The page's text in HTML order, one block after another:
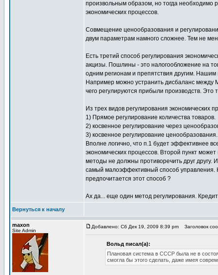
произвольным образом, но тогда необходимо
экономических процессов.
Совмещение ценообразования и
двум параметрам намного сложнее. Тем не
Есть третий способ регулирования
акцизы. Пошлины - это налогообложение на
одним регионам и препятствия другим. Нашим
Например можно устранить дисбаланс между
чего регулируются прибыли производств.
Из трех видов регулирования экономических
1) Прямое регулирование количества товаров.
2) косвенное регулирование через
3) косвенное регулирование ценообразования.
Вполне логично, что п.1 будет эффективнее
экономических процессов. Второй пункт
методы не должны противоречить друг
самый малоэффективный способ управления.
предпочитается этот способ ?
Ах да... еще один метод регулирования.
Вернуться к началу
maxon
Site Admin
Добавлено: Сб Дек 19, 2009 8:39 pm Заголовок
Вольд писал(а):
Плановая система в СССР была не в
смогла бы этого сделать, даже имея